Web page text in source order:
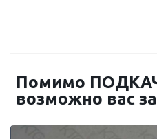
Помимо
возможно вас